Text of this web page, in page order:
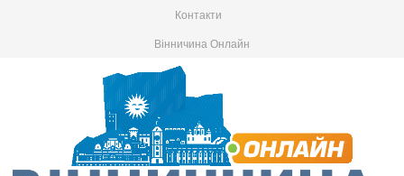
Контакти
Вінничина Онлайн